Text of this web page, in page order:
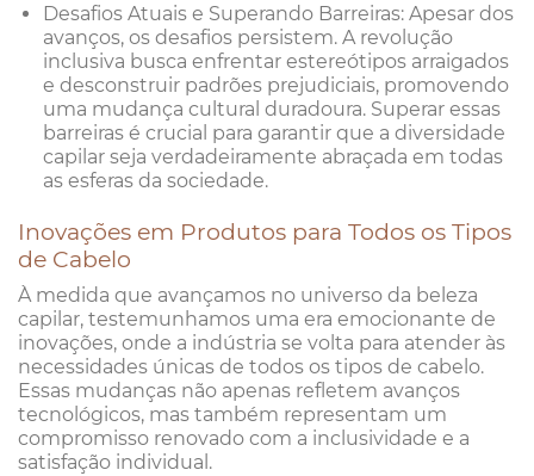
Desafios Atuais e Superando Barreiras: Apesar dos
avanços, os desafios persistem. A revolução
inclusiva busca enfrentar estereótipos arraigados
e desconstruir padrões prejudiciais, promovendo
uma mudança cultural duradoura. Superar essas
barreiras é crucial para garantir que a diversidade
capilar seja verdadeiramente abraçada em todas
as esferas da sociedade.
Inovações em Produtos para Todos os Tipos
de Cabelo
À medida que avançamos no universo da beleza
capilar, testemunhamos uma era emocionante de
inovações, onde a indústria se volta para atender às
necessidades únicas de todos os tipos de cabelo.
Essas mudanças não apenas refletem avanços
tecnológicos, mas também representam um
compromisso renovado com a inclusividade e a
satisfação individual.